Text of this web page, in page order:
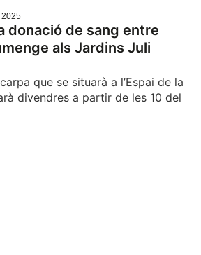
2025
donació de sang entre
als Jardins Juli
que se situarà a l’Espai de la
divendres a partir de les 10 del